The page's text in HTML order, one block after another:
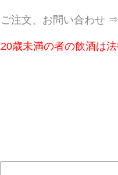
ご注文、お問い合わせ
20歳未満の者の飲酒は